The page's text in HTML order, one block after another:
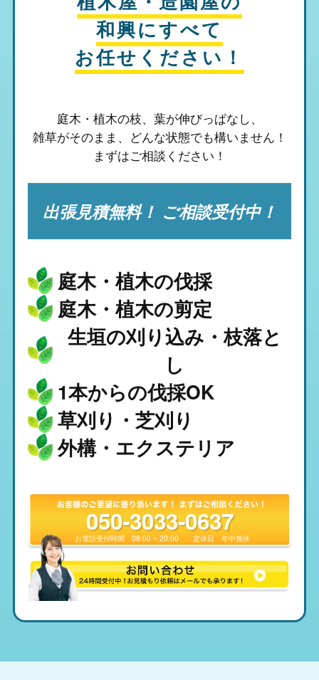
和興にすべて
お任せください！
庭木・植木の枝、葉が伸びっぱなし、
雑草がそのまま、 どんな状態でも構いません！
まずはご相談ください！
出張見積無料！ ご相談受付中！
庭木・植木の伐採
1本からの伐採OK
庭木・植木の剪定
草刈り・芝刈り
生垣の刈り込み・枝落と
し
外構・エクステリア
050-3033-0637
お電話受付時間08:00 ~ 20:00 定休日年中無休